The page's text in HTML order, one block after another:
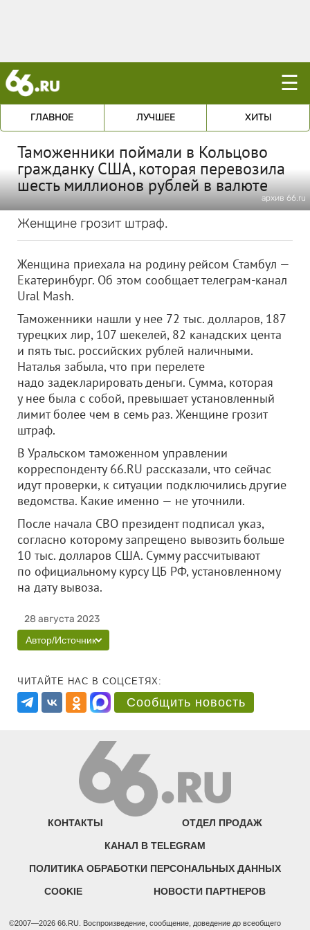
☰
ГЛАВНОЕ ЛУЧШЕЕ ХИТЫ
Таможенники поймали в Кольцово
гражданку США, которая перевозила
шесть миллионов рублей в валюте
архив 66.ru
Женщине грозит штраф.
Женщина приехала на родину рейсом Стамбул —
Екатеринбург. Об этом сообщает телеграм-канал
Ural Mash.
Таможенники нашли у нее 72 тыс. долларов, 187
турецких лир, 107 шекелей, 82 канадских цента
и пять тыс. российских рублей наличными.
Наталья забыла, что при перелете
надо задекларировать деньги. Сумма, которая
у нее была с собой, превышает установленный
лимит более чем в семь раз. Женщине грозит
штраф.
В Уральском таможенном управлении
корреспонденту 66.RU рассказали, что сейчас
идут проверки, к ситуации подключились другие
ведомства. Какие именно — не уточнили.
После начала СВО президент подписал указ,
согласно которому запрещено вывозить больше
10 тыс. долларов США. Сумму рассчитывают
по официальному курсу ЦБ РФ, установленному
на дату вывоза.
28 августа 2023
Автор/Источник
ЧИТАЙТЕ НАС В СОЦСЕТЯХ:
Сообщить новость
КОНТАКТЫ ОТДЕЛ ПРОДАЖ
КАНАЛ В TELEGRAM
ПОЛИТИКА ОБРАБОТКИ ПЕРСОНАЛЬНЫХ ДАННЫХ
COOKIE НОВОСТИ ПАРТНЕРОВ
©2007—2026 66.RU. Воспроизведение, сообщение, доведение до всеобщего